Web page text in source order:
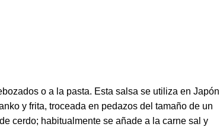
o a la pasta. Esta salsa se utiliza en Japón
y frita, troceada en pedazos del tamaño de un
cerdo; habitualmente se añade a la carne sal y